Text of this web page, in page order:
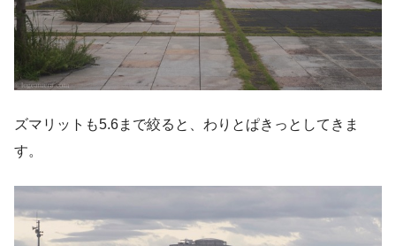
ズマリットも5.6まで絞ると、わりとぱきっとしてきま
す。